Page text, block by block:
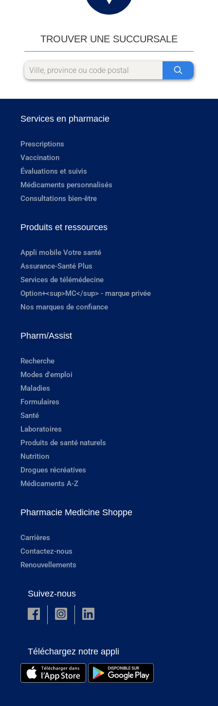
TROUVER UNE SUCCURSALE
Services en pharmacie
Prescriptions
Vaccination
Évaluations et suivis
Médicaments personnalisés
Consultations bien-être
Produits et ressources
Appli mobile Votre santé
Assurance-Santé Plus
Services de télémédecine
Option+<sup>MC</sup> - marque privée
Nos marques de confiance
Pharm/Assist
Recherche
Modes d'emploi
Maladies
Formulaires
Santé
Laboratoires
Produits de santé naturels
Nutrition
Drogues récréatives
Médicaments A-Z
Pharmacie Medicine Shoppe
Carrières
Contactez-nous
Renouvellements
Suivez-nous
Téléchargez notre appli